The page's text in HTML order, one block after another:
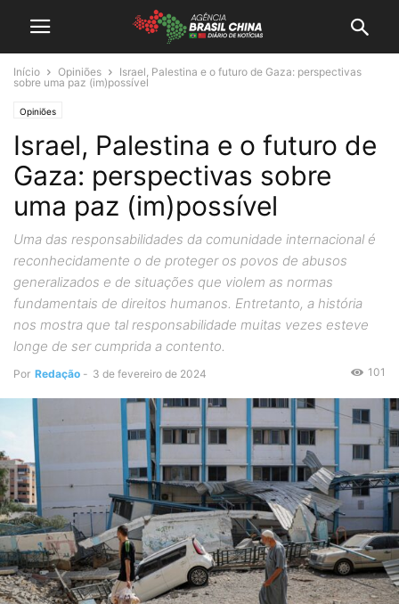
Início Opiniões
Israel, Palestina e o futuro de Gaza: perspectivas
sobre uma paz (im)possível
Opiniões
Israel, Palestina e o futuro de
Gaza: perspectivas sobre
uma paz (im)possível
Uma das responsabilidades da comunidade internacional é
reconhecidamente o de proteger os povos de abusos
generalizados e de situações que violem as normas
fundamentais de direitos humanos. Entretanto, a história
nos mostra que tal responsabilidade muitas vezes esteve
longe de ser cumprida a contento.
Por Redação - 3 de fevereiro de 2024 101